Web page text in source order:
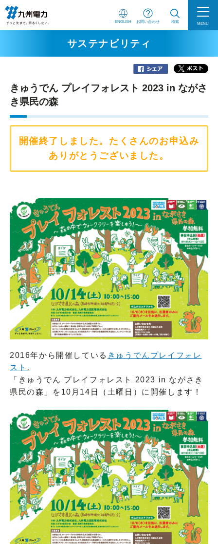
ENGLISH お問い合わせ 検索 MENU
サステナビリティ
きゅうでん プレイフォレスト 2023 in ながさ
き県民の森
開催終了しました。たくさんのお申込み
ありがとうございました。
2016年から開催している きゅうでんプレイフォレ
スト 。
「きゅうでん プレイフォレスト 2023 in ながさき
県民の森」を10月14日（土曜日）に開催します！